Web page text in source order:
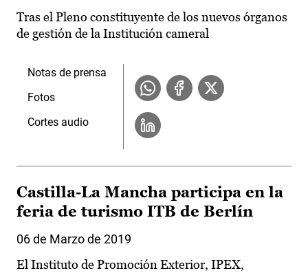
Tras el Pleno constituyente de los nuevos órganos
de gestión de la Institución cameral
Notas de prensa
Fotos
Cortes audio
Castilla-La Mancha participa en la
feria de turismo ITB de Berlín
06 de Marzo de 2019
El Instituto de Promoción Exterior, IPEX,